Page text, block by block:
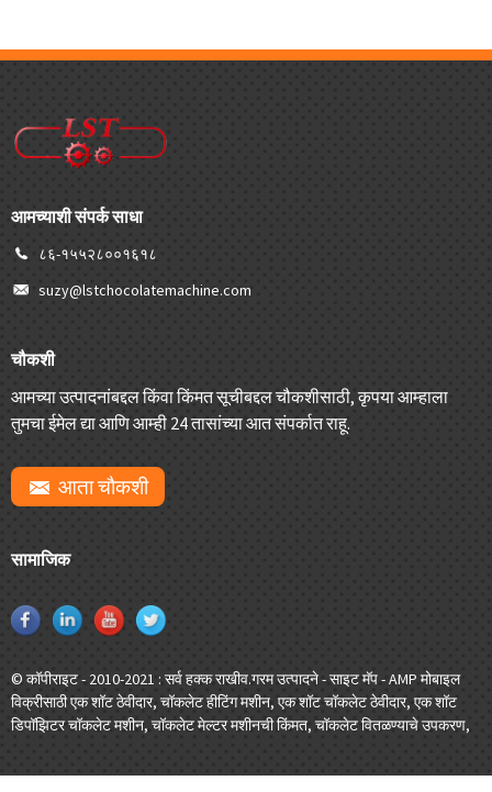
आमच्याशी संपर्क साधा
८६-१५५२८००१६१८
suzy@lstchocolatemachine.com
चौकशी
आमच्या उत्पादनांबद्दल किंवा किंमत सूचीबद्दल चौकशीसाठी, कृपया आम्हाला
तुमचा ईमेल द्या आणि आम्ही 24 तासांच्या आत संपर्कात राहू.
आता चौकशी
सामाजिक
© कॉपीराइट - 2010-2021 : सर्व हक्क राखीव.गरम उत्पादने-साइट मॅप-AMP मोबाइल
विक्रीसाठी एक शॉट ठेवीदार, चॉकलेट हीटिंग मशीन,एक शॉट चॉकलेट ठेवीदार,एक शॉट
डिपॉझिटर चॉकलेट मशीन, चॉकलेट मेल्टर मशीनची किंमत,चॉकलेट वितळण्याचे उपकरण,